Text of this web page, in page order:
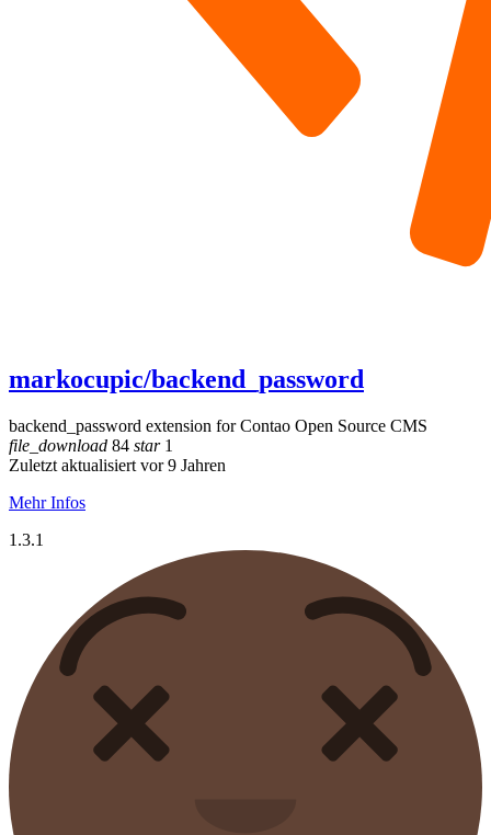
markocupic/backend_password
backend_password extension for Contao Open Source CMS
file_download 84 star1
Zuletzt aktualisiert vor 9 Jahren
Mehr Infos
1.3.1